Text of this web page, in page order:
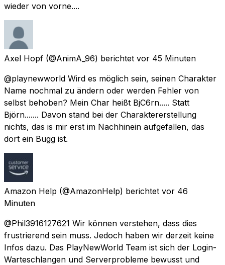
wieder von vorne....
Axel Hopf (@AnimA_96) berichtet vor 45 Minuten
@playnewworld Wird es möglich sein, seinen Charakter
Name nochmal zu ändern oder werden Fehler von
selbst behoben? Mein Char heißt BjC6rn..... Statt
Björn....... Davon stand bei der Charaktererstellung
nichts, das is mir erst im Nachhinein aufgefallen, das
dort ein Bugg ist.
Amazon Help (@AmazonHelp) berichtet vor 46
Minuten
@Phil3916127621 Wir können verstehen, dass dies
frustrierend sein muss. Jedoch haben wir derzeit keine
Infos dazu. Das PlayNewWorld Team ist sich der Login-
Warteschlangen und Serverprobleme bewusst und